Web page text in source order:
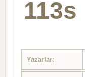
113s
Yazarlar: